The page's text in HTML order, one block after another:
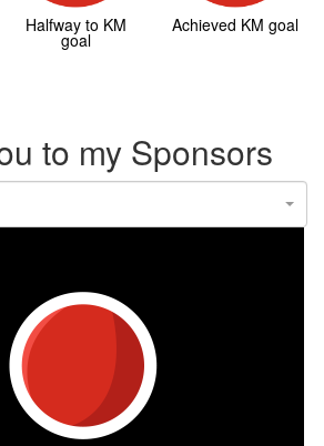
Halfway to KM
goal
Achieved KM goal
to my Sponsors